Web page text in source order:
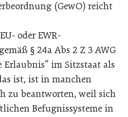
(GewO) reicht
oder EWR-
§ 24a Abs 2 Z 3 AWG
Erlaubnis“ im Sitzstaat als
ist, ist in manchen
zu beantworten, weil sich
Befugnis­systeme in